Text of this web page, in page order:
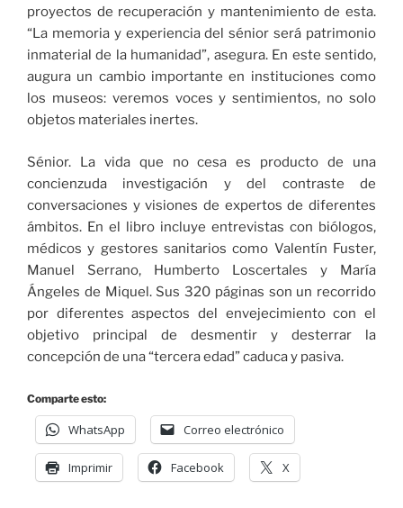
proyectos de recuperación y mantenimiento de esta.
“La memoria y experiencia del sénior será patrimonio
inmaterial de la humanidad”, asegura. En este sentido,
augura un cambio importante en instituciones como
los museos: veremos voces y sentimientos, no solo
objetos materiales inertes.
Sénior. La vida que no cesa es producto de una
concienzuda investigación y del contraste de
conversaciones y visiones de expertos de diferentes
ámbitos. En el libro incluye entrevistas con biólogos,
médicos y gestores sanitarios como Valentín Fuster,
Manuel Serrano, Humberto Loscertales y María
Ángeles de Miquel. Sus 320 páginas son un recorrido
por diferentes aspectos del envejecimiento con el
objetivo principal de desmentir y desterrar la
concepción de una “tercera edad” caduca y pasiva.
Comparte esto:
WhatsApp Correo electrónico
Imprimir Facebook X